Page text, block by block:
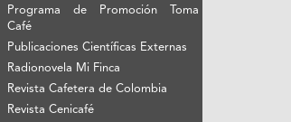
Programa de Promoción Toma
Café
Publicaciones Científicas Externas
Radionovela Mi Finca
Revista Cafetera de Colombia
Revista Cenicafé